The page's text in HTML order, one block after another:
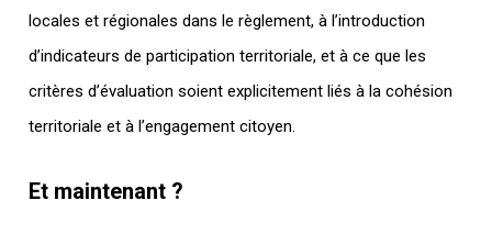
locales et régionales dans le règlement, à l’introduction
d’indicateurs de participation territoriale, et à ce que les
critères d’évaluation soient explicitement liés à la cohésion
territoriale et à l’engagement citoyen.
Et maintenant ?